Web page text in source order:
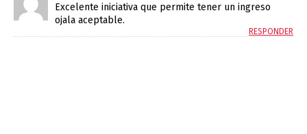
Excelente iniciativa que permite tener un ingreso
ojala aceptable.
RESPONDER